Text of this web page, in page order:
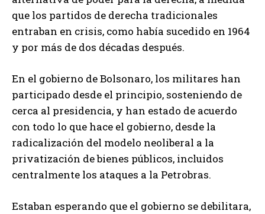
que los partidos de derecha tradicionales
entraban en crisis, como había sucedido en 1964
y por más de dos décadas después.
En el gobierno de Bolsonaro, los militares han
participado desde el principio, sosteniendo de
cerca al presidencia, y han estado de acuerdo
con todo lo que hace el gobierno, desde la
radicalización del modelo neoliberal a la
privatización de bienes públicos, incluidos
centralmente los ataques a la Petrobras.
Estaban esperando que el gobierno se debilitara,